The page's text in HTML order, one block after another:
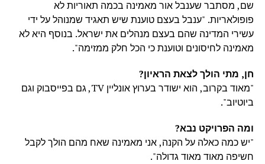
שם, מסתבר שענבל אור מאמינה בכמה תאוריות לא
פופולאריות. "ענבל בעצם טוענת שיש תאגיד שמנוהל על ידי
עשירי המדינה שהם בעצם מנהלים את ישראל. בנוסף היא לא
מאמינה לחיסונים וטוענת כי הכל חלק ממזימה".
חן, מתי הולך לצאת הראיון?
"מאוד בקרוב, הוא ישודר בערוץ אונליין TV, גם בפייסבוק וגם
ביוטיוב".
ומה הפרויקט נבא?
"יש כמה כאלה על הקנה, אני מאמינה שאח מהם הולך לקבל
חשיפה מאוד מאוד גדולה".